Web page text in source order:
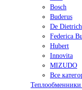
Bosch
Buderus
De Dietrich
Federica
Hubert
Innovita
MIZUDO
Все
Теплообменники